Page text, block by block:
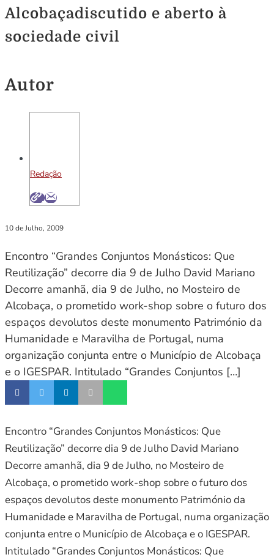
Alcobaçadiscutido e aberto à
sociedade civil
Autor
Redação
10 de Julho, 2009
Encontro “Grandes Conjuntos Monásticos: Que
Reutilização” decorre dia 9 de Julho David Mariano
Decorre amanhã, dia 9 de Julho, no Mosteiro de
Alcobaça, o prometido work-shop sobre o futuro dos
espaços devolutos deste monumento Património da
Humanidade e Maravilha de Portugal, numa
organização conjunta entre o Município de Alcobaça
e o IGESPAR. Intitulado “Grandes Conjuntos […]
Encontro “Grandes Conjuntos Monásticos: Que
Reutilização” decorre dia 9 de Julho David Mariano
Decorre amanhã, dia 9 de Julho, no Mosteiro de
Alcobaça, o prometido work-shop sobre o futuro dos
espaços devolutos deste monumento Património da
Humanidade e Maravilha de Portugal, numa organização
conjunta entre o Município de Alcobaça e o IGESPAR.
Intitulado “Grandes Conjuntos Monásticos: Que